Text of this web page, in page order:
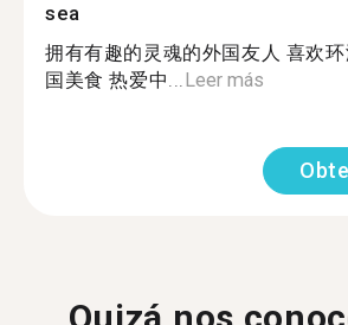
sea
拥有有趣的灵魂的外国友人 喜欢
国美食 热爱中...Leer más